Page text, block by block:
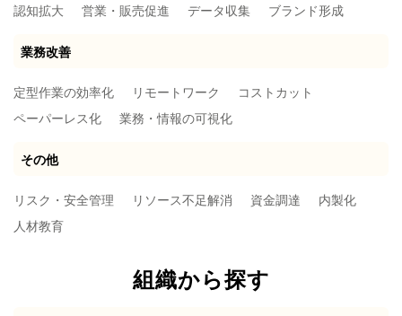
認知拡大 営業・販売促進 データ収集 ブランド形成
業務改善
定型作業の効率化 リモートワーク
コストカット
ペーパーレス化
業務・情報の可視化
その他
リスク・安全管理 リソース不足解消 資金調達
内製化
人材教育
組織から探す